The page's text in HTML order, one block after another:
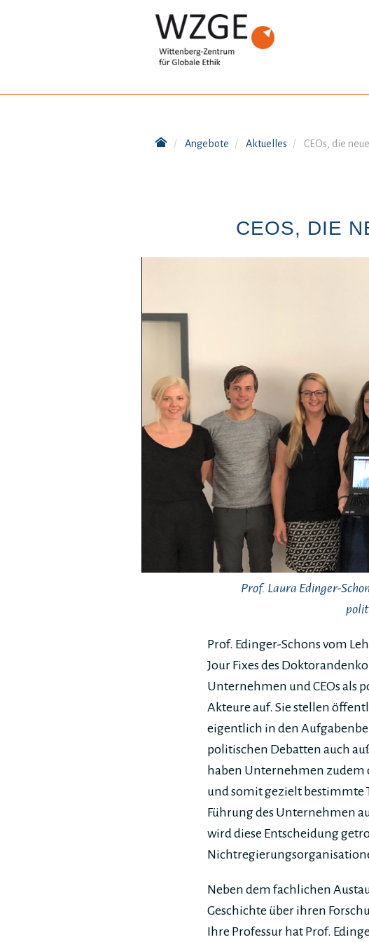
Angebote Aktuelles CEOs, die
CEOS, DIE
Prof. Laura Edinger-
Prof. Edinger-Schons vom
Jour Fixes des
Unternehmen und CEOs als
Akteure auf. Sie stellen
eigentlich in den
politischen Debatten auch
haben Unternehmen
und somit gezielt bestimmte
Führung des Unternehmen
wird diese Entscheidung
Neben dem fachlichen
Geschichte über ihren
Ihre Professur hat Prof.